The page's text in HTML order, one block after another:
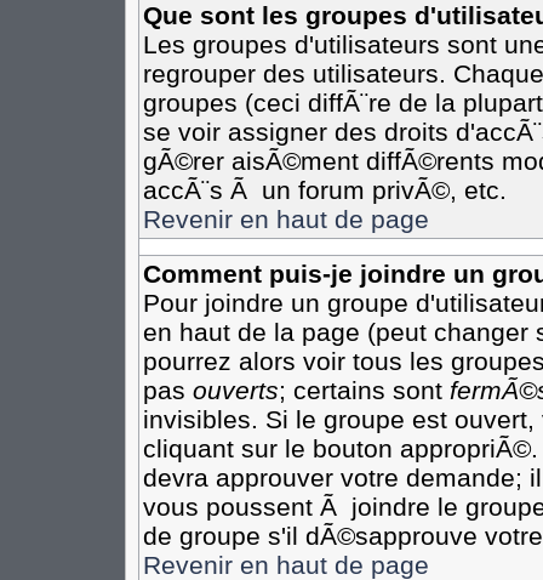
Que sont les groupes
Les groupes d'utilisateurs sont
regrouper des utilisateurs.
groupes (ceci diffÃ¨re de la
se voir assigner des droits
gÃ©rer aisÃ©ment diffÃ©rents
accÃ¨s Ã un forum privÃ©, etc.
Revenir en haut de page
Comment puis-je joindre un
Pour joindre un groupe
en haut de la page (peut changer
pourrez alors voir tous les
pas ouverts; certains sont
invisibles. Si le groupe est
cliquant sur le bouton
devra approuver votre demande;
vous poussent Ã joindre le
de groupe s'il dÃ©sapprouve
Revenir en haut de page